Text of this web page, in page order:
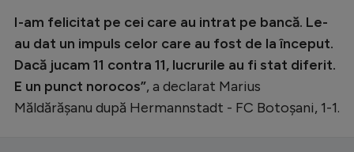
I-am felicitat pe cei care au intrat pe bancă. Le-
au dat un impuls celor care au fost de la început.
Dacă jucam 11 contra 11, lucrurile au fi stat diferit.
E un punct norocos”, a declarat Marius
Măldărășanu după Hermannstadt - FC Botoșani, 1-1.